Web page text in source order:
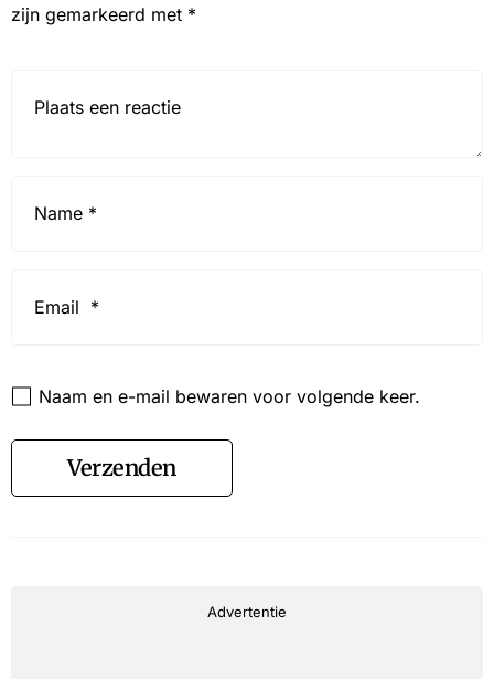
zijn gemarkeerd met *
Naam en e-mail bewaren voor volgende keer.
Verzenden
Advertentie